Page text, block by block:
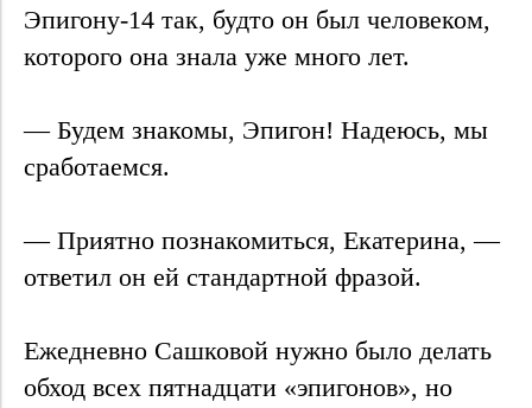
Эпигону-14 так, будто он был человеком,
которого она знала уже много лет.
— Будем знакомы, Эпигон! Надеюсь, мы
сработаемся.
— Приятно познакомиться, Екатерина, —
ответил он ей стандартной фразой.
Ежедневно Сашковой нужно было делать
обход всех пятнадцати «эпигонов», но